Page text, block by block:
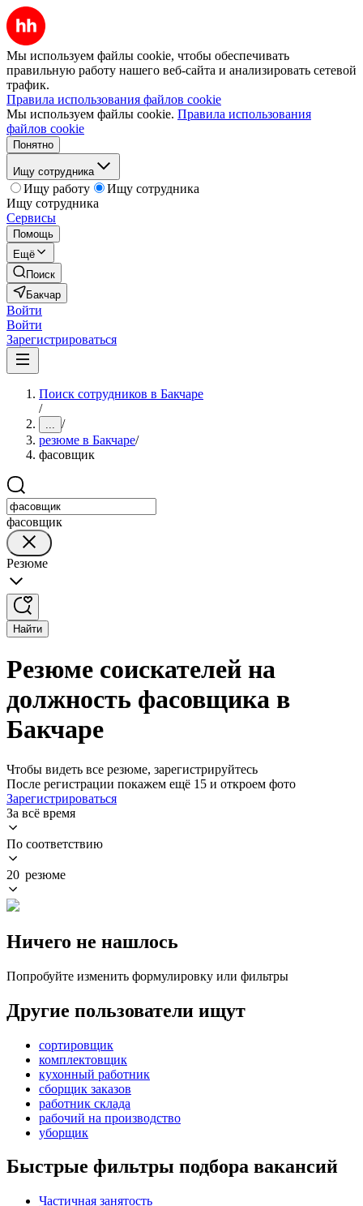
Мы используем файлы cookie, чтобы обеспечивать
правильную работу нашего веб-сайта и анализировать сетевой
трафик.
Правила использования файлов cookie
Мы используем файлы cookie. Правила использования
файлов cookie
Понятно
Ищу сотрудника
Ищу работу
Ищу сотрудника
Ищу сотрудника
Сервисы
Помощь
Ещё
Поиск
Бакчар
Войти
Войти
Зарегистрироваться
Поиск сотрудников в Бакчаре
/
... /
резюме в Бакчаре/
фасовщик
фасовщик
Резюме
Найти
Резюме соискателей на
должность фасовщика в
Бакчаре
Чтобы видеть все резюме, зарегистрируйтесь
После регистрации покажем ещё 15 и откроем фото
Зарегистрироваться
За всё время
По соответствию
20 резюме
Ничего не нашлось
Попробуйте изменить формулировку или фильтры
Другие пользователи ищут
сортировщик
комплектовщик
кухонный работник
сборщик заказов
работник склада
рабочий на производство
уборщик
Быстрые фильтры подбора вакансий
Частичная занятость